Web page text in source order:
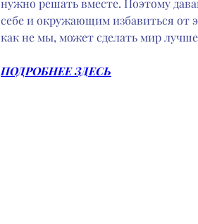
нужно решать вместе. Поэтому
себе и окружающим избавиться от
как не мы, может сделать мир
ПОДРОБНЕЕ ЗДЕСЬ